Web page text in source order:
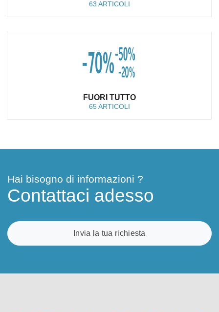
63 ARTICOLI
FUORI TUTTO
65 ARTICOLI
Hai bisogno di informazioni ?
Contattaci adesso
Invia la tua richiesta